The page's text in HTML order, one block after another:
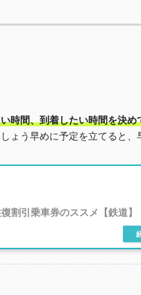
時間、到着したい時間を決め
ょう早めに予定を立てると
割引乗車券のススメ【鉄道】